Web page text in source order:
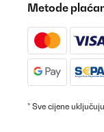
Ich
Metode
* Sve cijene